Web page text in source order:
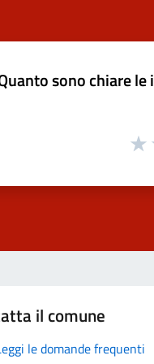
sono chiare
il comune
le domande frequenti